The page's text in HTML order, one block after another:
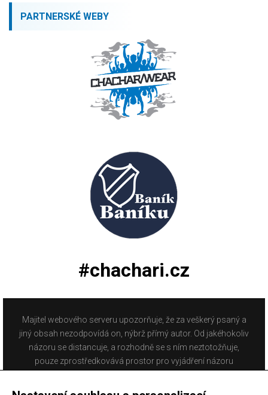
PARTNERSKÉ WEBY
#chachari.cz
Majitel webového serveru upozorňuje, že za veškerý psaný a
jiný obsah nezodpovídá on, nýbrž přímý autor. Od jakéhokoliv
názoru se distancuje, a rozhodně se s ním neztotožňuje,
pouze zprostředkovává prostor pro vyjádření názoru